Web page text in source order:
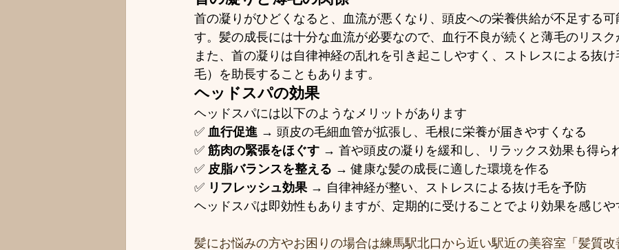
首の凝りがひどくなると、血流が悪くなり、頭皮への栄養供給が不足する可
す。髪の成長には十分な血流が必要なので、血行不良が続くと薄毛のリスク
また、首の凝りは自律神経の乱れを引き起こしやすく、ストレスによる抜
毛）を助長することもあります。
ヘッドスパの効果
ヘッドスパには以下のようなメリットがあります
✅ 血行促進 → 頭皮の毛細血管が拡張し、毛根に栄養が届きやすくなる
✅ 筋肉の緊張をほぐす → 首や頭皮の凝りを緩和し、リラックス効果も得ら
✅ 皮脂バランスを整える → 健康な髪の成長に適した環境を作る
✅ リフレッシュ効果 → 自律神経が整い、ストレスによる抜け毛を予防
ヘッドスパは即効性もありますが、定期的に受けることでより効果を感じや
髪にお悩みの方やお困りの場合は練馬駅北口から近い駅近の美容室「髪質